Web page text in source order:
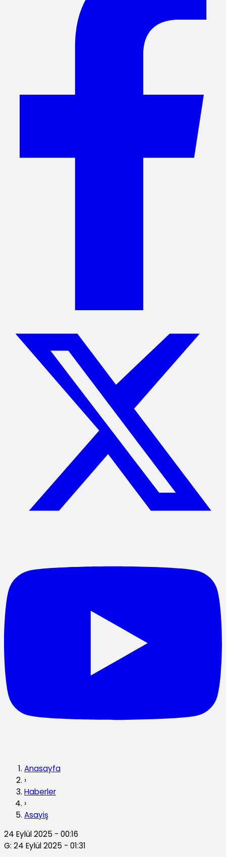
Anasayfa
›
Haberler
›
Asayiş
24 Eylül 2025 - 00:16
G: 24 Eylül 2025 - 01:31